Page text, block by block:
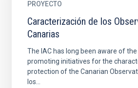
PROYECTO
Caracterización de los
Canarias
The IAC has long been aware of
promoting initiatives for the
protection of the Canarian
los...